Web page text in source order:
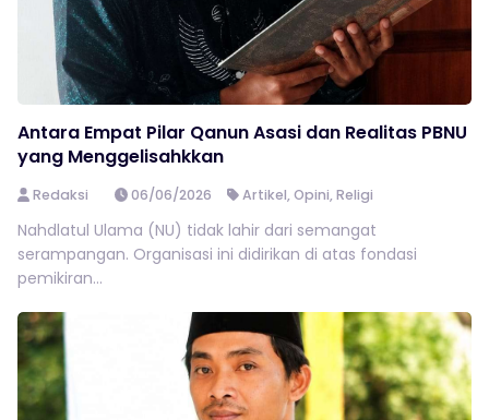
Antara Empat Pilar Qanun Asasi dan Realitas PBNU
yang Menggelisahkkan
Redaksi 06/06/2026 Artikel,Opini,Religi
Nahdlatul Ulama (NU) tidak lahir dari semangat
serampangan. Organisasi ini didirikan di atas fondasi
pemikiran...